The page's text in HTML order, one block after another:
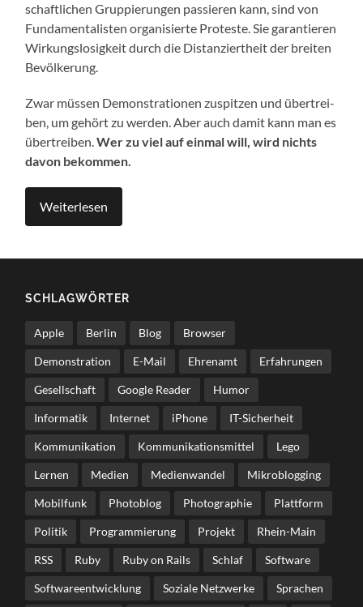
schaft­li­chen Grup­pie­run­gen pas­sie­ren kann, sind von
Fun­da­men­ta­lis­ten orga­ni­sier­te Pro­tes­te. Sie garan­tie­ren
Wir­kungs­lo­sig­keit durch die Distan­ziert­heit der brei­ten
Bevölkerung.
Zwar müs­sen Demons­tra­tio­nen zuspit­zen und über­trei­
ben, um gehört zu wer­den. Aber auch damit kann man es
über­trei­ben.Wer zu viel auf ein­mal will, wird nichts
davon bekommen.
Wei­ter­le­sen
SCHLAG­WÖR­TER
Apple Berlin Blog Browser
Demonstration E-Mail Ehrenamt Erfahrungen
Gesellschaft Google Reader Humor
Informatik Internet iPhone IT-Sicherheit
Kommunikation Kommunikationsmittel Lego
Lernen Medien Medienwandel Mikroblogging
Mobilfunk Photoblog Photographie Plattform
Politik Programmierung Projekt Rhein-Main
RSS Ruby Ruby on Rails Schlaf Software
Softwareentwicklung Soziale Netzwerke Sprachen